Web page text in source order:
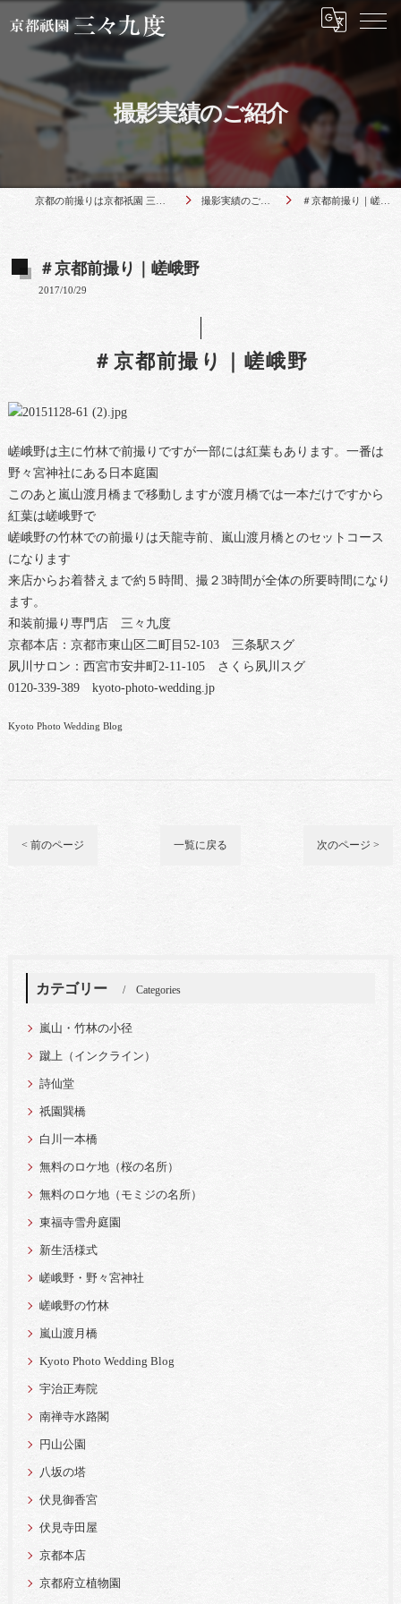
撮影実績のご紹介
撮影実績のご紹介 ＃京都前撮り｜嵯峨野
＃京都前撮り｜嵯峨野
2017/10/29
＃京都前撮り｜嵯峨野
嵯峨野は主に竹林で前撮りですが一部には紅葉もあります。一番は
野々宮神社にある日本庭園
このあと嵐山渡月橋まで移動しますが渡月橋では一本だけですから
紅葉は嵯峨野で
嵯峨野の竹林での前撮りは天龍寺前、嵐山渡月橋とのセットコース
になります
来店からお着替えまで約５時間、撮２3時間が全体の所要時間になり
ます。
和装前撮り専門店 三々九度
京都本店：京都市東山区二町目52-103 三条駅スグ
夙川サロン：西宮市安井町2-11-105 さくら夙川スグ
0120-339-389 kyoto-photo-wedding.jp
Kyoto Photo Wedding Blog
< 前のページ 一覧に戻る 次のページ >
カテゴリー Categories
嵐山・竹林の小径
蹴上（インクライン）
詩仙堂
祇園巽橋
白川一本橋
無料のロケ地（桜の名所）
無料のロケ地（モミジの名所）
東福寺雪舟庭園
新生活様式
嵯峨野・野々宮神社
嵯峨野の竹林
嵐山渡月橋
Kyoto Photo Wedding Blog
宇治正寿院
南禅寺水路閣
円山公園
八坂の塔
伏見御香宮
伏見寺田屋
京都本店
京都府立植物園